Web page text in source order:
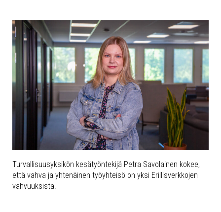
Turvallisuusyksikön kesätyöntekijä Petra Savolainen kokee,
että vahva ja yhtenäinen työyhteisö on yksi Erillisverkkojen
vahvuuksista.